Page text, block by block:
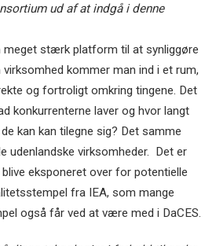
ud af at indgå i denne
stærk platform til at synliggøre
kommer man ind i et rum,
og fortroligt omkring tingene. Det
konkurrenterne laver og hvor langt
kan kan tilegne sig? Det samme
udenlandske virksomheder. Det er
eksponeret over for potentielle
fra IEA, som mange
også får ved at være med i DaCES.